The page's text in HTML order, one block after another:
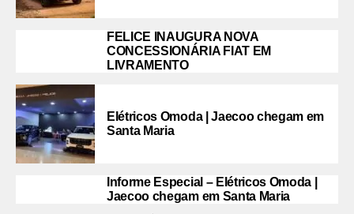
FELICE INAUGURA NOVA
CONCESSIONÁRIA FIAT EM
LIVRAMENTO
Elétricos Omoda | Jaecoo chegam em
Santa Maria
Informe Especial – Elétricos Omoda |
Jaecoo chegam em Santa Maria